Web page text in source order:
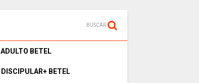
BUSCAR
ADULTO BETEL
DISCIPULAR+ BETEL